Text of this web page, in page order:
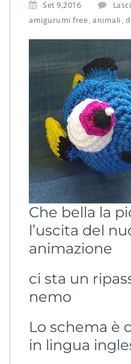
Set 9,2016
amigurumi free animali
Che bella la
l’uscita del
animazione
ci sta un
nemo
Lo schema è
in lingua